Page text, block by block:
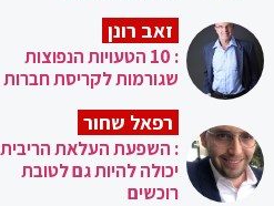
זאב רונן
: 10 הטעויות הנפוצות
שגורמות לקריסת חברות
רפאל שחור
: השפעת העלאת
יכולה להיות גם לטובת
רוכשים